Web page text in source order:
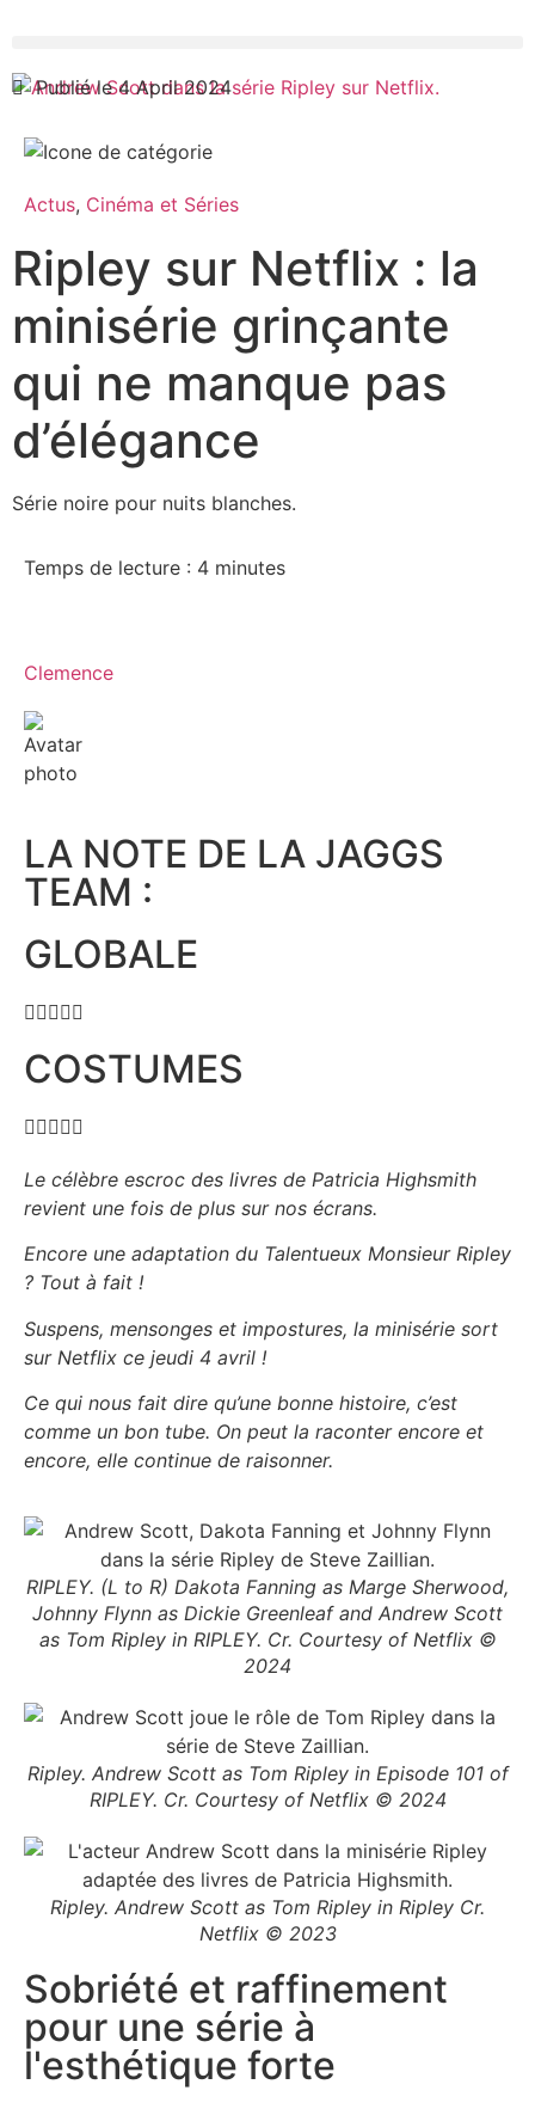
Actus, Cinéma et Séries
Ripley sur Netflix : la
minisérie grinçante
qui ne manque pas
d’élégance
Série noire pour nuits blanches.
Clemence
Temps de lecture : 4 minutes
Publié le 4 April 2024
LA NOTE DE LA JAGGS
TEAM :
GLOBALE

COSTUMES

Le célèbre escroc des livres de Patricia Highsmith
revient une fois de plus sur nos écrans.
Encore une adaptation du Talentueux Monsieur Ripley
? Tout à fait !
Suspens, mensonges et impostures, la minisérie sort
sur Netflix ce jeudi 4 avril !
Ce qui nous fait dire qu’une bonne histoire, c’est
comme un bon tube. On peut la raconter encore et
encore, elle continue de raisonner.
Sobriété et raffinement
pour une série à
l'esthétique forte
RIPLEY. (L to R) Dakota Fanning as Marge Sherwood,
Johnny Flynn as Dickie Greenleaf and Andrew Scott
as Tom Ripley in RIPLEY. Cr. Courtesy of Netflix ©
2024
Ripley. Andrew Scott as Tom Ripley in Episode 101 of
RIPLEY. Cr. Courtesy of Netflix © 2024
Ripley. Andrew Scott as Tom Ripley in Ripley Cr.
Netflix © 2023